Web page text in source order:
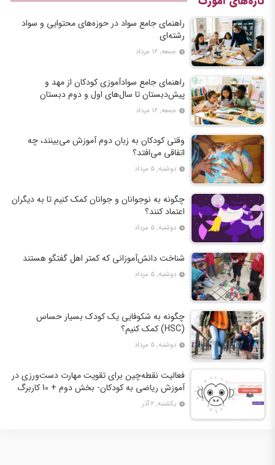
راهنمای جامع سواد در حوزه‌های محتوایی و سواد
رشته‌ای
جمعه, ۱۶ مرداد
راهنمای جامع سوادآموزی کودکان از مهد و
پیش‌دبستان تا سال‌های اول و دوم دبستان
جمعه, ۱۶ مرداد
وقتی کودکان به زبان دوم آموزش می‌بینند، چه
اتفاقی می‌افتد؟
دوشنبه, ۵ مرداد
چگونه به نوجوانان و جوانان کمک کنیم تا به دیگران
اعتماد کنند؟
دوشنبه, ۵ مرداد
شناخت دانش‌آموزانی که کمتر اهل گفتگو هستند
دوشنبه, ۵ مرداد
چگونه به شکوفایی یک کودک بسیار حساس
(HSC) کمک کنیم؟
دوشنبه, ۵ مرداد
فعالیت نقطه‌چین برای تقویت مهارت دست‌ورزی در
آموزش ریاضی به کودکان- بخش دوم + 10 کاربرگ
فعالیت
یکشنبه, ۲ آذر